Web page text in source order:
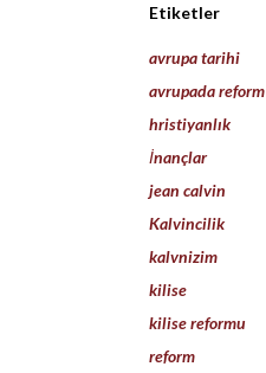
Etiketler
avrupa tarihi
avrupada reform
hristiyanlık
İnançlar
jean calvin
Kalvincilik
kalvnizim
kilise
kilise reformu
reform